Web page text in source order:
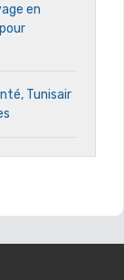
en
Tunisair